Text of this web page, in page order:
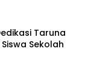
Taruna
Sekolah